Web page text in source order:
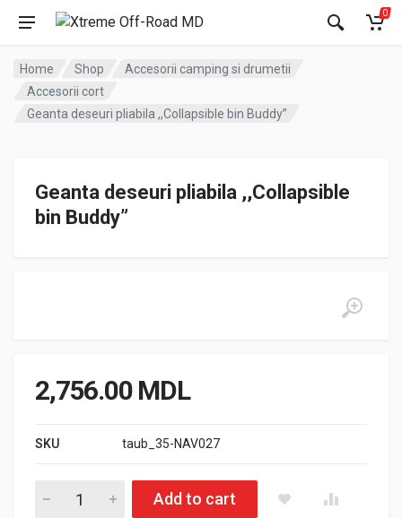
0
Home Shop
Accesorii camping si drumetii
Accesorii cort
Geanta deseuri pliabila ,,Collapsible bin Buddy”
Geanta deseuri pliabila ,,Collapsible
bin Buddy”
2,756.00 MDL
SKU taub_35-NAV027
Cantitate Geanta deseuri pliabila ,,Collapsible bin Buddy”
Add to cart